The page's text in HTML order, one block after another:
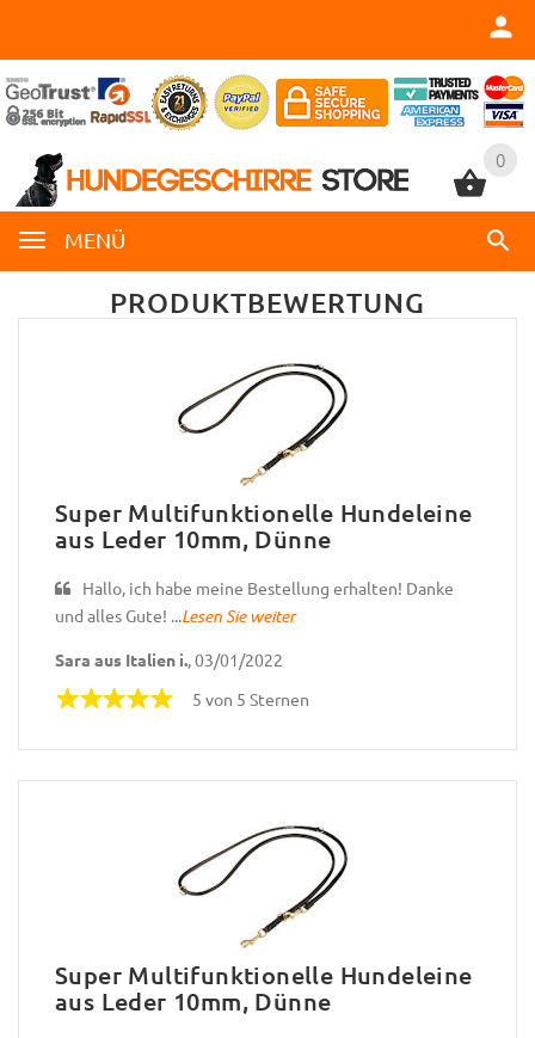
0
MENÜ
0
PRODUKTBEWERTUNG
Super Multifunktionelle Hundeleine
aus Leder 10mm, Dünne
Hallo, ich habe meine Bestellung erhalten! Danke
und alles Gute! ...Lesen Sie weiter
Sara aus Italien i., 03/01/2022
5 von 5 Sternen
Super Multifunktionelle Hundeleine
aus Leder 10mm, Dünne